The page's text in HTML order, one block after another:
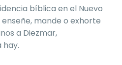
bíblica en el Nuevo
mande o exhorte
a Diezmar,
hay.